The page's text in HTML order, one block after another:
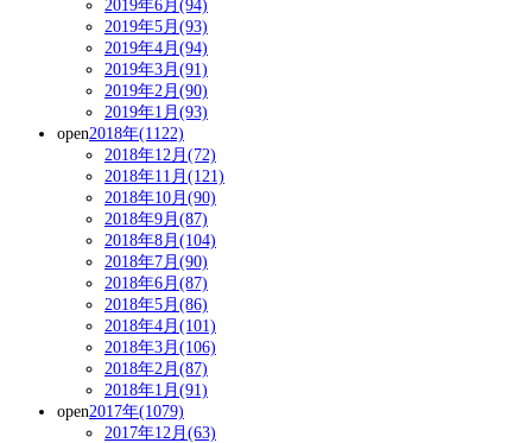
2019年6月(94)
2019年5月(93)
2019年4月(94)
2019年3月(91)
2019年2月(90)
2019年1月(93)
open2018年(1122)
2018年12月(72)
2018年11月(121)
2018年10月(90)
2018年9月(87)
2018年8月(104)
2018年7月(90)
2018年6月(87)
2018年5月(86)
2018年4月(101)
2018年3月(106)
2018年2月(87)
2018年1月(91)
open2017年(1079)
2017年12月(63)